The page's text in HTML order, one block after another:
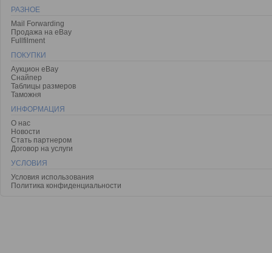
РАЗНОЕ
Mail Forwarding
Продажа на eBay
Fullfilment
ПОКУПКИ
Аукцион eBay
Снайпер
Таблицы размеров
Таможня
ИНФОРМАЦИЯ
О нас
Новости
Стать партнером
Договор на услуги
УСЛОВИЯ
Условия использования
Политика конфиденциальности